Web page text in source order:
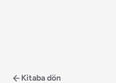
Kitaba dön